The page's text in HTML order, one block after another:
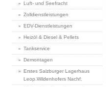
Luft- und Seefracht
Zolldienstleistungen
EDV-Dienstleistungen
Heizöl & Diesel & Pellets
Tankservice
Demontagen
Erstes Salzburger Lagerhaus
Leop.Wildenhofers Nachf.